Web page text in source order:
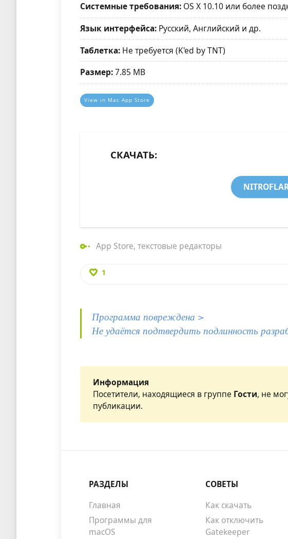
Системные требования: OS X 10.10 или более
Язык интерфейса: Русский, Английский и др.
Таблетка: Не требуется (K'ed by TNT)
Размер:7.85 MB
View in Mac App Store
СКАЧАТЬ:
App Store,текстовые редакторы
1
Программа повреждена >
Не удаётся подтвердить подлинность
Информация
Посетители, находящиеся в группе Гости, не
публикации.
РАЗДЕЛЫ
Главная
Программы для
macOS
СОВЕТЫ
Как скачать
Как отключить
Gatekeeper